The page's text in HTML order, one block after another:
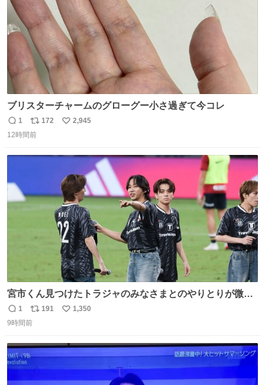
ブリスターチャームのグローグー小さ過ぎて今コレ
返
信
1
リ
ポ
172
い
2,945
12時間前
宮市くん見つけたトラジャのみなさまとのやりとりが微笑
ましかった…マリノス至上主義なのでこれ見てて一気に好
感度が爆上がりました…🥹
返
信
1
リ
ポ
ト
191
い
数
1,350
9時間前